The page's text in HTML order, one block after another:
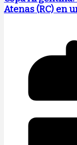
Atenas (RC) en